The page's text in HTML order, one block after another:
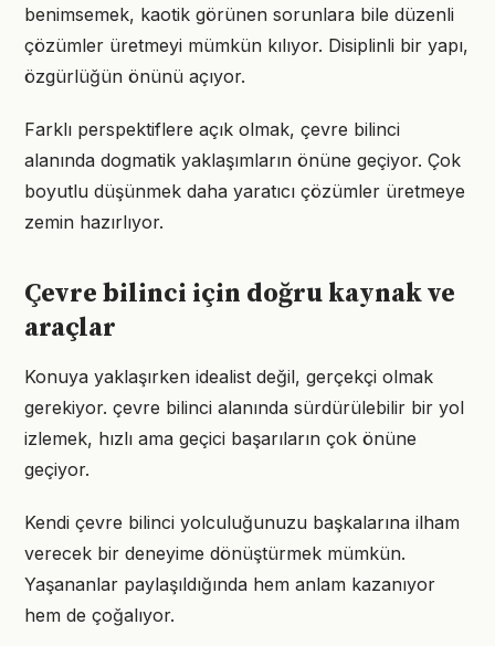
benimsemek, kaotik görünen sorunlara bile düzenli
çözümler üretmeyi mümkün kılıyor. Disiplinli bir yapı,
özgürlüğün önünü açıyor.
Farklı perspektiflere açık olmak, çevre bilinci
alanında dogmatik yaklaşımların önüne geçiyor. Çok
boyutlu düşünmek daha yaratıcı çözümler üretmeye
zemin hazırlıyor.
Çevre bilinci için doğru kaynak ve
araçlar
Konuya yaklaşırken idealist değil, gerçekçi olmak
gerekiyor. çevre bilinci alanında sürdürülebilir bir yol
izlemek, hızlı ama geçici başarıların çok önüne
geçiyor.
Kendi çevre bilinci yolculuğunuzu başkalarına ilham
verecek bir deneyime dönüştürmek mümkün.
Yaşananlar paylaşıldığında hem anlam kazanıyor
hem de çoğalıyor.